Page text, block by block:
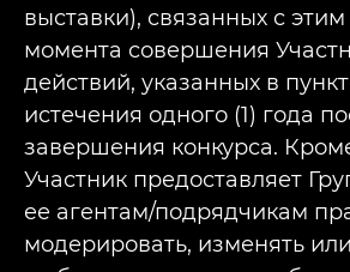
выставки), связанных с
момента совершения
действий, указанных в
истечения одного (1) года
завершения конкурса.
Участник предоставляет
ее агентам/подрядчикам
модерировать, изменять